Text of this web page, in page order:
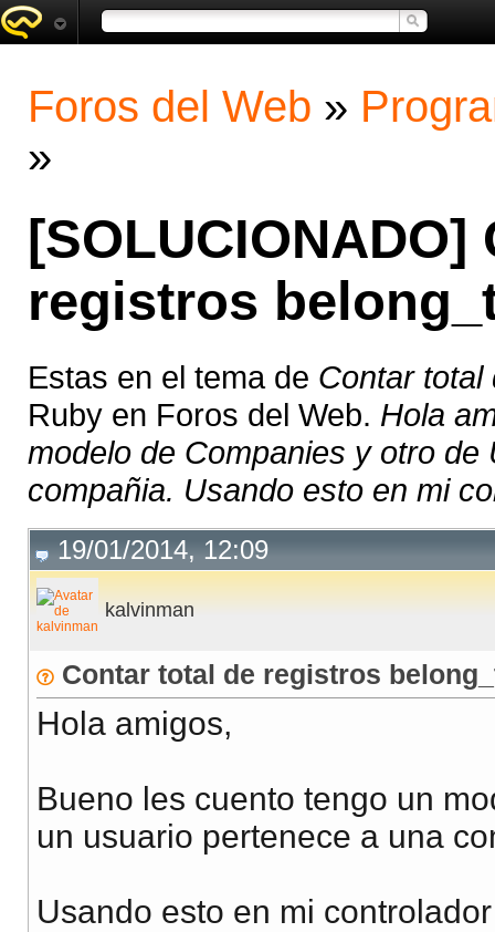
Foros del Web »
»
registros
Estas en el tema de Contar total
Ruby en Foros del Web. Hola
modelo de Companies y otro
compañia. Usando esto en mi
19/01/2014, 12:09
kalvinman
Contar total de registros
Hola amigos,
Bueno les cuento tengo un
un usuario pertenece a una
Usando esto en mi controlador